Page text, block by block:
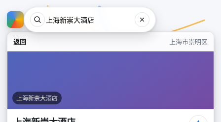
返回 上海市崇明区
上海新崇大酒店